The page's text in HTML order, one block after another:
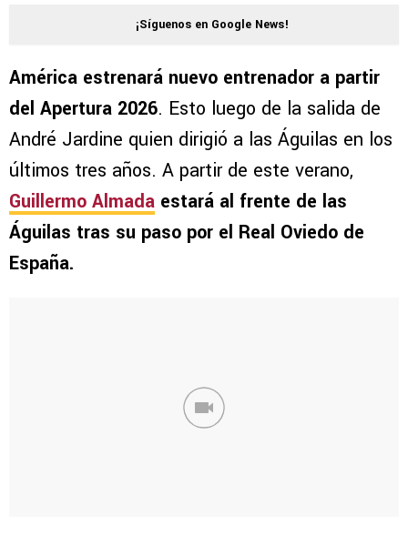
¡Síguenos en Google News!
América estrenará nuevo entrenador a partir
del Apertura 2026. Esto luego de la salida de
André Jardine quien dirigió a las Águilas en los
últimos tres años. A partir de este verano,
Guillermo Almada estará al frente de las
Águilas tras su paso por el Real Oviedo de
España.